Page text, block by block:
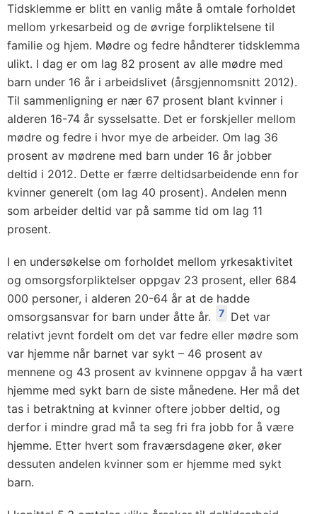
Tidsklemme er blitt en vanlig måte å omtale forholdet
mellom yrkesarbeid og de øvrige forpliktelsene til
familie og hjem. Mødre og fedre håndterer tidsklemma
ulikt. I dag er om lag 82 prosent av alle mødre med
barn under 16 år i arbeidslivet (årsgjennomsnitt 2012).
Til sammenligning er nær 67 prosent blant kvinner i
alderen 16-74 år sysselsatte. Det er forskjeller mellom
mødre og fedre i hvor mye de arbeider. Om lag 36
prosent av mødrene med barn under 16 år jobber
deltid i 2012. Dette er færre deltidsarbeidende enn for
kvinner generelt (om lag 40 prosent). Andelen menn
som arbeider deltid var på samme tid om lag 11
prosent.
I en undersøkelse om forholdet mellom yrkesaktivitet
og omsorgsforpliktelser oppgav 23 prosent, eller 684
000 personer, i alderen 20-64 år at de hadde
omsorgsansvar for barn under åtte år.
7 Det var
relativt jevnt fordelt om det var fedre eller mødre som
var hjemme når barnet var sykt – 46 prosent av
mennene og 43 prosent av kvinnene oppgav å ha vært
hjemme med sykt barn de siste månedene. Her må det
tas i betraktning at kvinner oftere jobber deltid, og
derfor i mindre grad må ta seg fri fra jobb for å være
hjemme. Etter hvert som fraværsdagene øker, øker
dessuten andelen kvinner som er hjemme med sykt
barn.